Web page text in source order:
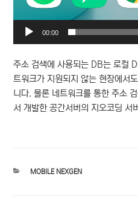
00:00
주소 검색에 사용되는 DB는 로컬
트워크가 지원되지 않는 현장에서
니다. 물론 네트워크를 통한 주소
서 개발한 공간서버의 지오코딩 서
카
MOBILE NEXGEN